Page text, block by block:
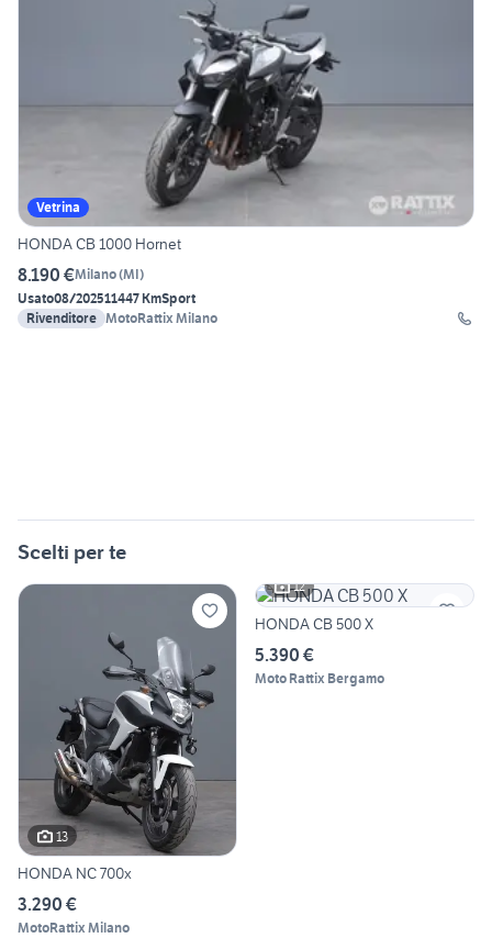
Vetrina
HONDA CB 1000 Hornet
8.190 €Milano(MI)
Usato08/202511447 KmSport
Rivenditore MotoRattix Milano
Scelti per te
13
HONDA NC 700x
3.290 €
MotoRattix Milano
12
HONDA CB 500 X
5.390 €
Moto Rattix Bergamo